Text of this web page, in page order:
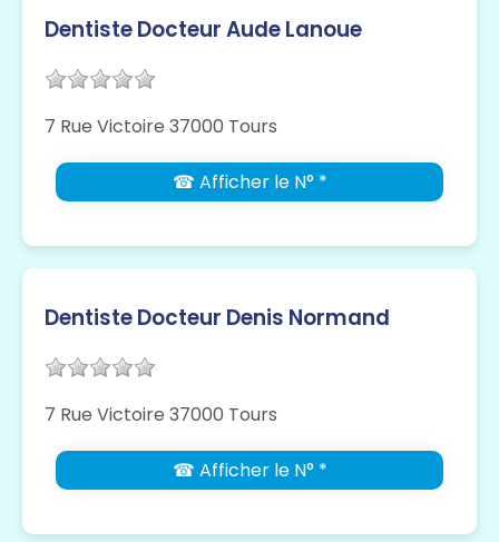
Dentiste Docteur Aude Lanoue
7 Rue Victoire 37000 Tours
☎ Afficher le N° *
Dentiste Docteur Denis Normand
7 Rue Victoire 37000 Tours
☎ Afficher le N° *